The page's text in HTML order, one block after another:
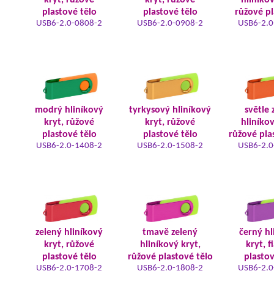
plastové tělo
USB6-2.0-0808-2
plastové tělo
USB6-2.0-0908-2
růžové
USB6-
modrý hliníkový
kryt, růžové
plastové tělo
USB6-2.0-1408-2
tyrkysový hliníkový
kryt, růžové
plastové tělo
USB6-2.0-1508-2
světle
růžové
USB6-
zelený hliníkový
kryt, růžové
plastové tělo
USB6-2.0-1708-2
tmavě zelený
hliníkový kryt,
růžové plastové tělo
USB6-2.0-1808-2
černý
kryt,
USB6-